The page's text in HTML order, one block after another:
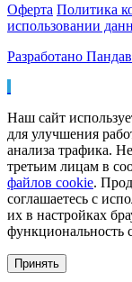
Оферта Политика
использовании
Разработано
Наш сайт
для улучшения
анализа трафика.
третьим лицам в
файлов cookie.
соглашаетесь с
их в настройках
функциональность
Принять